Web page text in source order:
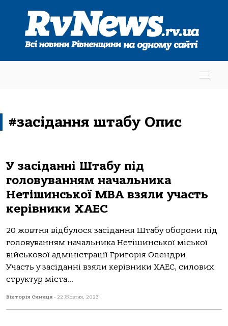
#засідання штабу Опис
У засіданні Штабу під
головуванням начальника
Нетішинської МВА взяли участь
керівники ХАЕС
20 жовтня відбулося засідання Штабу оборони під
головуванням начальника Нетішинської міської
військової адміністрації Григорія Олендри.
Участь у засіданні взяли керівники ХАЕС, силових
структур міста...
Вікторія Синиця - 22 Жовтня, 2023